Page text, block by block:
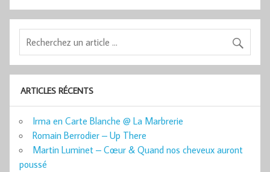
ARTICLES RÉCENTS
Irma en Carte Blanche @ La Marbrerie
Romain Berrodier – Up There
Martin Luminet – Cœur & Quand nos cheveux auront
poussé